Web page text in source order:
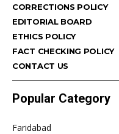
CORRECTIONS POLICY
EDITORIAL BOARD
ETHICS POLICY
FACT CHECKING POLICY
CONTACT US
Popular Category
Faridabad